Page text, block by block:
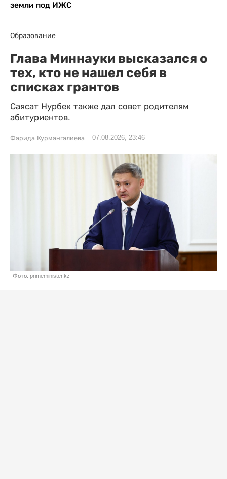
земли под ИЖС
Образование
Глава Миннауки высказался о
тех, кто не нашел себя в
списках грантов
Саясат Нурбек также дал совет родителям
абитуриентов.
Фарида Курмангалиева 07.08.2026, 23:46
Фото: primeminister.kz